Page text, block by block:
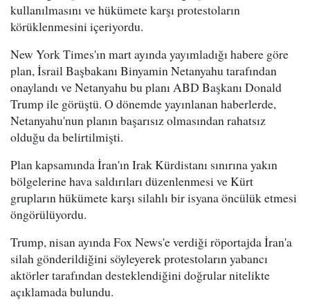
kullanılmasını ve hükümete karşı protestoların
körüklenmesini içeriyordu.
New York Times'ın mart ayında yayımladığı habere göre
plan, İsrail Başbakanı Binyamin Netanyahu tarafından
onaylandı ve Netanyahu bu planı ABD Başkanı Donald
Trump ile görüştü. O dönemde yayınlanan haberlerde,
Netanyahu'nun planın başarısız olmasından rahatsız
olduğu da belirtilmişti.
Plan kapsamında İran'ın Irak Kürdistanı sınırına yakın
bölgelerine hava saldırıları düzenlenmesi ve Kürt
grupların hükümete karşı silahlı bir isyana öncülük etmesi
öngörülüyordu.
Trump, nisan ayında Fox News'e verdiği röportajda İran'a
silah gönderildiğini söyleyerek protestoların yabancı
aktörler tarafından desteklendiğini doğrular nitelikte
açıklamada bulundu.